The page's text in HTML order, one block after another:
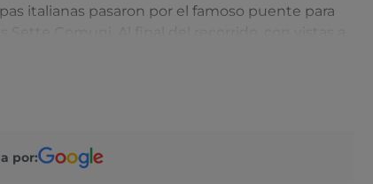
italianas pasaron por el famoso puente para
en el
donde aún se respira el ambiente de finales del
por: